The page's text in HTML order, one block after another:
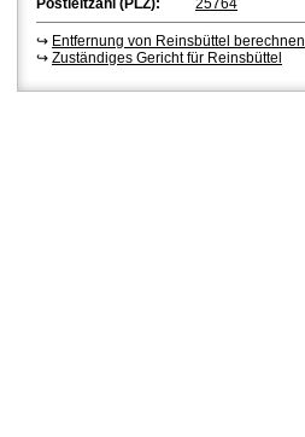
Postleitzahl (PLZ): 25764
↪ Entfernung von Reinsbüttel berechnen
↪ Zuständiges Gericht für Reinsbüttel